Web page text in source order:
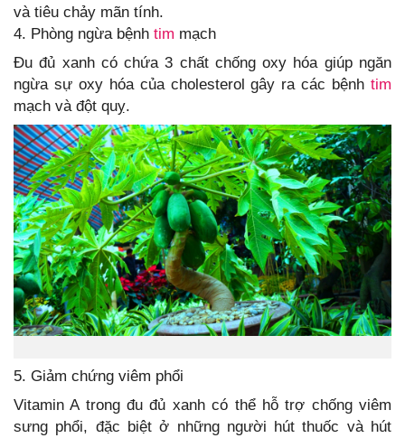
và tiêu chảy mãn tính.
4. Phòng ngừa bệnh tim mạch
Đu đủ xanh có chứa 3 chất chống oxy hóa giúp ngăn
ngừa sự oxy hóa của cholesterol gây ra các bệnh tim
mạch và đột quỵ.
5. Giảm chứng viêm phổi
Vitamin A trong đu đủ xanh có thể hỗ trợ chống viêm
sưng phổi, đặc biệt ở những người hút thuốc và hút